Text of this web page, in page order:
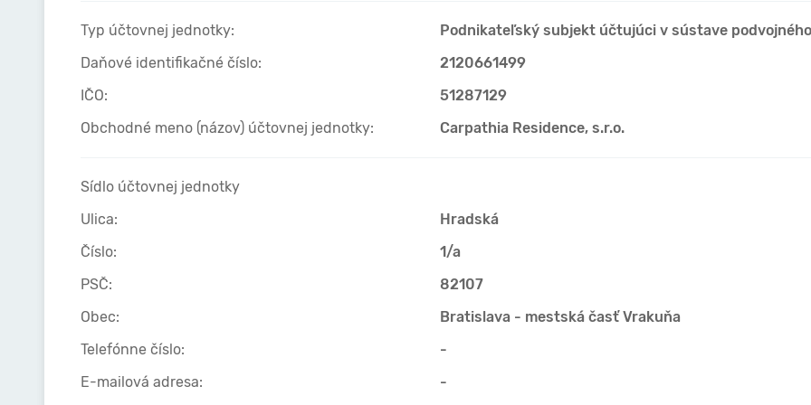
Typ účtovnej jednotky:
Podnikateľský subjekt účtujúci v sústave
Daňové identifikačné číslo:
2120661499
IČO:
51287129
Obchodné meno (názov) účtovnej jednotky:
Carpathia Residence, s.r.o.
Sídlo účtovnej jednotky
Ulica:
Hradská
Číslo:
1/a
PSČ:
82107
Obec:
Bratislava - mestská časť Vrakuňa
Telefónne číslo:
-
E-mailová adresa:
-